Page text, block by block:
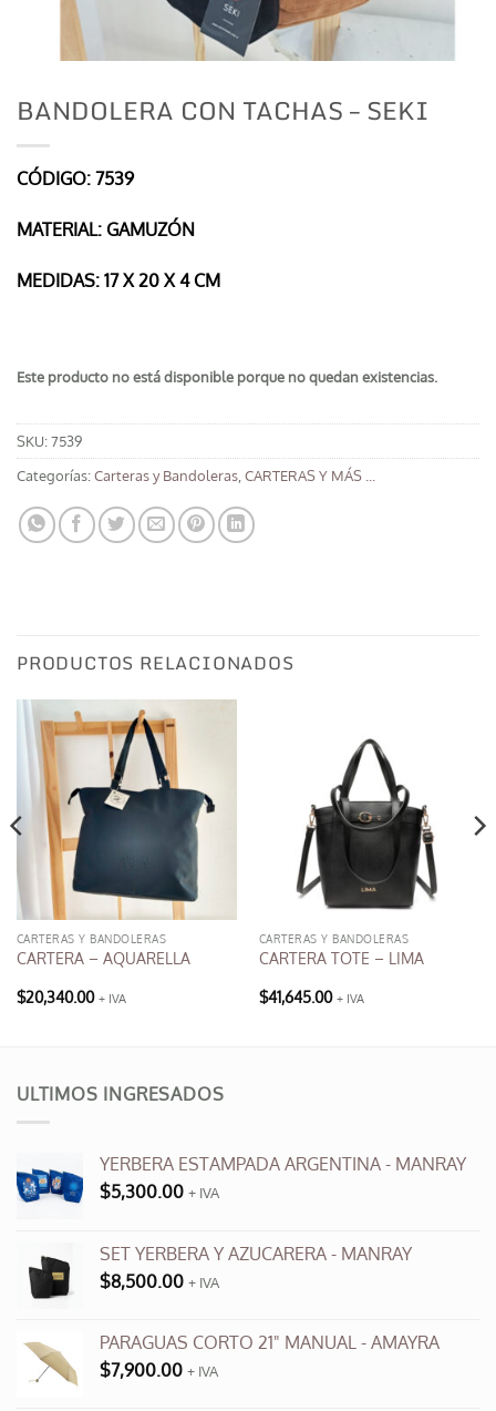
BANDOLERA CON TACHAS – SEKI
CÓDIGO: 7539
MATERIAL: GAMUZÓN
MEDIDAS: 17 X 20 X 4 CM
Este producto no está disponible porque no quedan existencias.
SKU:7539
Categorías:Carteras y Bandoleras CARTERAS Y MÁS ...
PRODUCTOS RELACIONADOS
CARTERAS Y BANDOLERAS
CARTERA – AQUARELLA
$20,340.00 + IVA
múltiples
se
pueden
página
producto
CARTERAS Y BANDOLERAS
CARTERA TOTE – LIMA
$41,645.00 + IVA
ULTIMOS INGRESADOS
YERBERA ESTAMPADA ARGENTINA - MANRAY
$5,300.00 + IVA
SET YERBERA Y AZUCARERA - MANRAY
$8,500.00 + IVA
PARAGUAS CORTO 21" MANUAL - AMAYRA
$7,900.00 + IVA